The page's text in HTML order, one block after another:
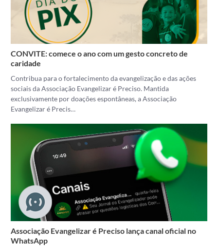
CONVITE: comece o ano com um gesto concreto de
caridade
Contribua para o fortalecimento da evangelização e das ações
sociais da Associação Evangelizar é Preciso. Mantida
exclusivamente por doações espontâneas, a Associação
Evangelizar é Precis…
Associação Evangelizar é Preciso lança canal oficial no
WhatsApp